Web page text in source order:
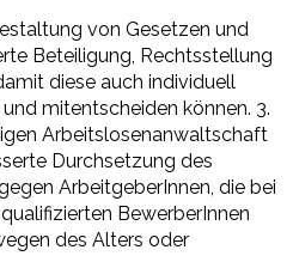
von Gesetzen und
Beteiligung, Rechtsstellung
diese auch individuell
mitentscheiden können. 3.
Arbeitslosenanwaltschaft
Durchsetzung des
ArbeitgeberInnen, die bei
BewerberInnen
des Alters oder